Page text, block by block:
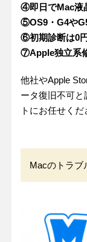
④即日でMac液
⑤OS9・G4や
⑥初期診断は0
⑦Apple独立系
他社やApple
ータ復旧不可
トにお任せくだ
Macのトラブ